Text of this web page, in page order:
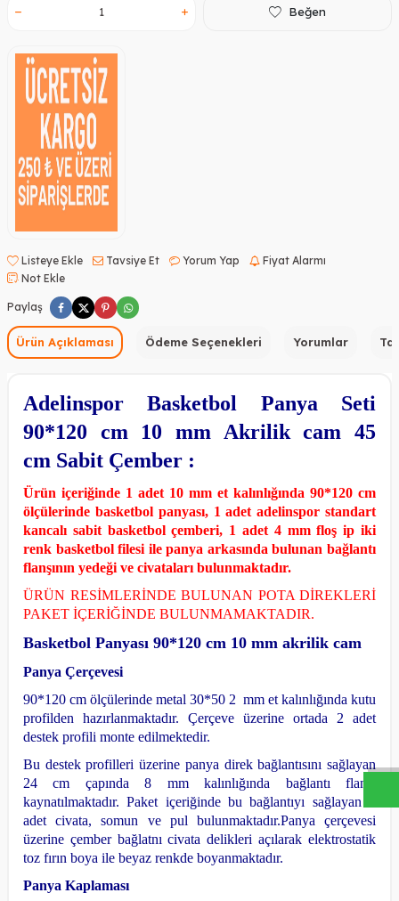
W
h
a
s
a
p
p
D
e
s
t
e
H
a
t
t
Beğen
Listeye Ekle Tavsiye Et Yorum Yap
Fiyat Alarmı
Not Ekle
Paylaş
Ürün Açıklaması Ödeme Seçenekleri Yorumlar
Adelinspor Basketbol Panya Seti
90*120 cm 10 mm Akrilik cam 45
cm Sabit Çember :
Ürün içeriğinde 1 adet 10 mm et kalınlığında 90*120 cm
ölçülerinde basketbol panyası, 1 adet adelinspor standart
kancalı sabit basketbol çemberi, 1 adet 4 mm floş ip iki
renk basketbol filesi ile panya arkasında bulunan bağlantı
flanşının yedeği ve civataları bulunmaktadır.
ÜRÜN RESİMLERİNDE BULUNAN POTA DİREKLERİ
PAKET İÇERİĞİNDE BULUNMAMAKTADIR.
Basketbol Panyası 90*120 cm 10 mm akrilik cam
Panya Çerçevesi
90*120 cm ölçülerinde metal 30*50 2 mm et kalınlığında kutu
profilden hazırlanmaktadır. Çerçeve üzerine ortada 2 adet
destek profili monte edilmektedir.
Bu destek profilleri üzerine panya direk bağlantısını sağlayan
24 cm çapında 8 mm kalınlığında bağlantı flanşı
kaynatılmaktadır. Paket içeriğinde bu bağlantıyı sağlayan 4
adet civata, somun ve pul bulunmaktadır.Panya çerçevesi
üzerine çember bağlatnı civata delikleri açılarak elektrostatik
toz fırın boya ile beyaz renkde boyanmaktadır.
Panya Kaplaması